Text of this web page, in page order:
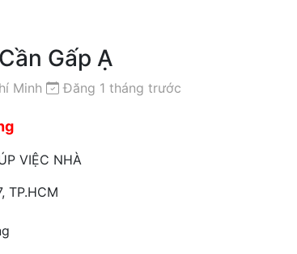
Gấp Ạ
Minh Đăng 1 tháng trước
VIỆC NHÀ
TP.HCM